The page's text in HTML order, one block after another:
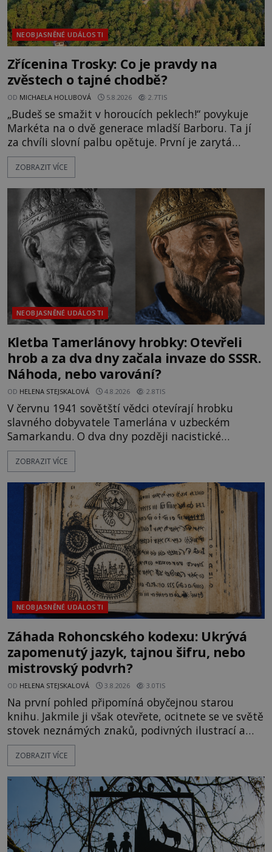
NEOBJASNĚNÉ UDÁLOSTI
Zřícenina Trosky: Co je pravdy na
zvěstech o tajné chodbě?
OD MICHAELA HOLUBOVÁ 5.8.2026 2.7TIS
„Budeš se smažit v horoucích peklech!“ povykuje
Markéta na o dvě generace mladší Barboru. Ta jí
za chvíli slovní palbu opětuje. První je zarytá
katolička, druhá přesvědčená kališnice. A každá z
nich se usídlí na jedné z věží slavného hradu
mezi vůdce protihusitského boje. Za manželku má
skutečně jistou
ZOBRAZIT VÍCE
NEOBJASNĚNÉ UDÁLOSTI
Kletba Tamerlánovy hrobky: Otevřeli
hrob a za dva dny začala invaze do SSSR.
Náhoda, nebo varování?
OD HELENA STEJSKALOVÁ 4.8.2026 2.8TIS
V červnu 1941 sovětští vědci otevírají hrobku
slavného dobyvatele Tamerlána v uzbeckém
Samarkandu. O dva dny později nacistické
Německo zahajuje operaci Barbarossa a napadá
Sovětský svaz. Shoda dat je natolik zarážející, že se
na legendě něco pravdy, nebo jde jen o fascinující
souhru okolností? Když antropolog Michail
Gerasimov (1907-1970) a
ZOBRAZIT VÍCE
NEOBJASNĚNÉ UDÁLOSTI
Záhada Rohoncského kodexu: Ukrývá
zapomenutý jazyk, tajnou šifru, nebo
mistrovský podvrh?
OD HELENA STEJSKALOVÁ 3.8.2026 3.0TIS
Na první pohled připomíná obyčejnou starou
knihu. Jakmile ji však otevřete, ocitnete se ve světě
stovek neznámých znaků, podivných ilustrací a
textu, který už téměř dvě století vzdoruje všem
pokusům o rozluštění. Rohoncský kodex patří mezi
jistotou neví, kdo jej napsal, kdy vznikl ani co
vlastně vypráví. Rohoncský kodex se poprvé
objevuje v roce
ZOBRAZIT VÍCE